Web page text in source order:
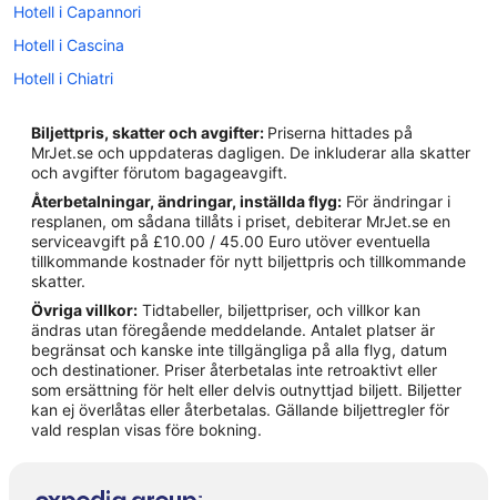
Hotell i Capannori
Hotell i Cascina
Hotell i Chiatri
Hotell i Guamo
Hotell i Lammari
Hotell i Livorno
Hotell i Lucca
Hotell i Marlia
Hotell i Massarosa
Hotell i Montemagno
Hotell i Orentano
Hotell i Pisa
Hotell i Pontedera
Biljettpris, skatter och avgifter: Priserna hittades på
MrJet.se och uppdateras dagligen. De inkluderar alla skatter
och avgifter förutom bagageavgift.
Återbetalningar, ändringar, inställda flyg: För ändringar i
resplanen, om sådana tillåts i priset, debiterar MrJet.se en
serviceavgift på £10.00 / 45.00 Euro utöver eventuella
tillkommande kostnader för nytt biljettpris och tillkommande
skatter.
Övriga villkor: Tidtabeller, biljettpriser, och villkor kan
ändras utan föregående meddelande. Antalet platser är
begränsat och kanske inte tillgängliga på alla flyg, datum
och destinationer. Priser återbetalas inte retroaktivt eller
som ersättning för helt eller delvis outnyttjad biljett. Biljetter
kan ej överlåtas eller återbetalas. Gällande biljettregler för
vald resplan visas före bokning.